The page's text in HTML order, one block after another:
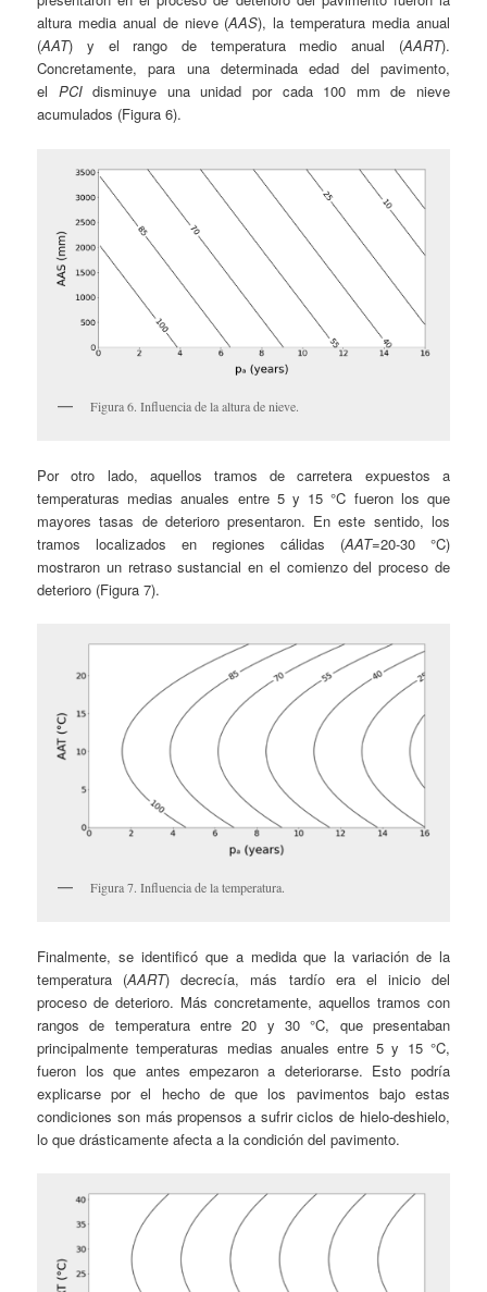
altura media anual de nieve (AAS), la temperatura media anual
(AAT) y el rango de temperatura medio anual (AART).
Concretamente, para una determinada edad del pavimento,
el PCIdisminuye una unidad por cada 100 mm de nieve
acumulados (Figura 6).
Figura 6. Influencia de la altura de nieve.
Por otro lado, aquellos tramos de carretera expuestos a
temperaturas medias anuales entre 5 y 15 °C fueron los que
mayores tasas de deterioro presentaron. En este sentido, los
tramos localizados en regiones cálidas (AAT=20-30 °C)
mostraron un retraso sustancial en el comienzo del proceso de
deterioro (Figura 7).
Figura 7. Influencia de la temperatura.
Finalmente, se identificó que a medida que la variación de la
temperatura (AART) decrecía, más tardío era el inicio del
proceso de deterioro. Más concretamente, aquellos tramos con
rangos de temperatura entre 20 y 30 °C, que presentaban
principalmente temperaturas medias anuales entre 5 y 15 °C,
fueron los que antes empezaron a deteriorarse. Esto podría
explicarse por el hecho de que los pavimentos bajo estas
condiciones son más propensos a sufrir ciclos de hielo-deshielo,
lo que drásticamente afecta a la condición del pavimento.